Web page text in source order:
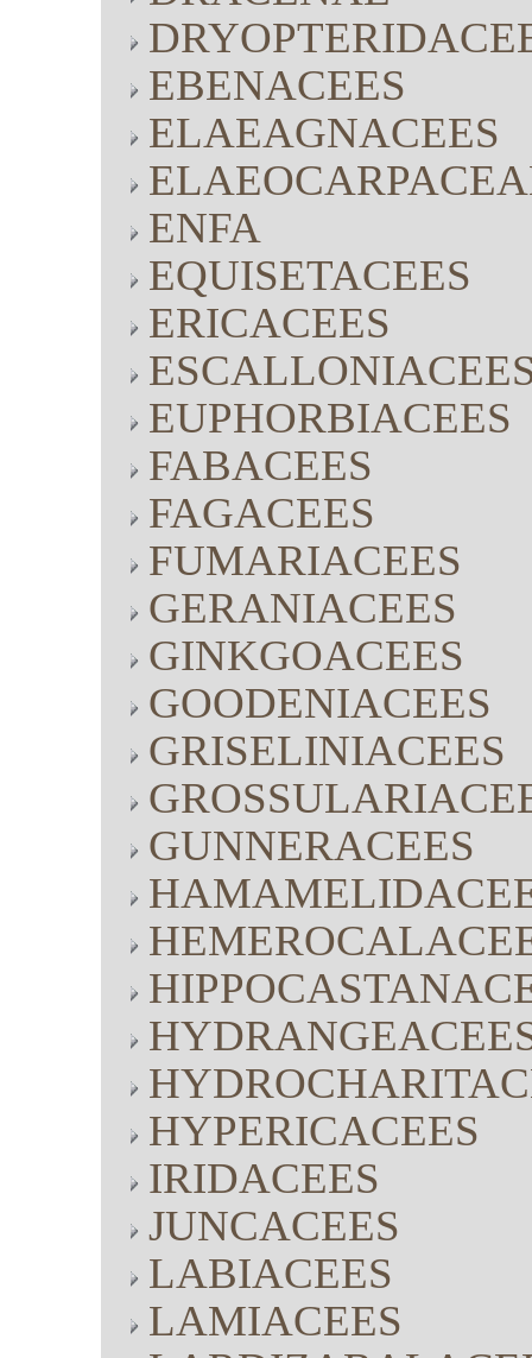
EBENACEES
ELAEAGNACEES
ENFA
EQUISETACEES
ERICACEES
EUPHORBIACEES
FABACEES
FAGACEES
FUMARIACEES
GERANIACEES
GINKGOACEES
GOODENIACEES
GRISELINIACEES
GUNNERACEES
HYPERICACEES
IRIDACEES
JUNCACEES
LABIACEES
LAMIACEES